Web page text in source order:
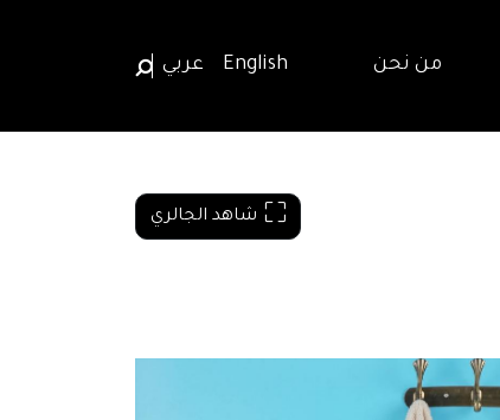
من نحن English عربي
شاهد الجالري